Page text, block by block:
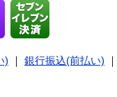
) 銀行振込(前払い)